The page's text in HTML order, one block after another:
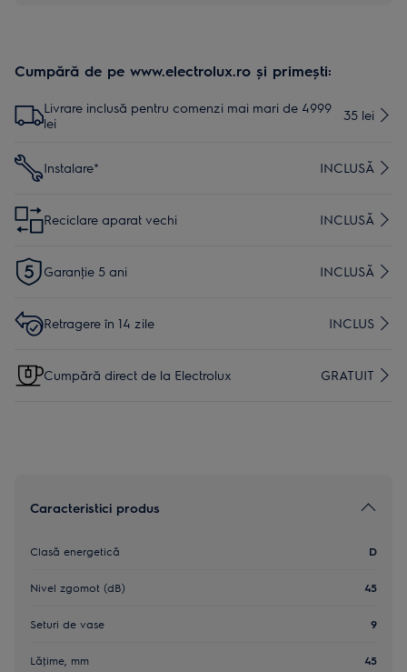
Cumpără de pe www.electrolux.ro și primești:
Livrare inclusă pentru comenzi mai mari de 4999
lei
35 lei
Instalare* INCLUSĂ
Reciclare aparat vechi INCLUSĂ
Garanţie 5 ani INCLUSĂ
Retragere în 14 zile INCLUS
Cumpără direct de la Electrolux GRATUIT
Caracteristici produs
Clasă energetică D
Nivel zgomot (dB) 45
Seturi de vase 9
Lăţime, mm 45